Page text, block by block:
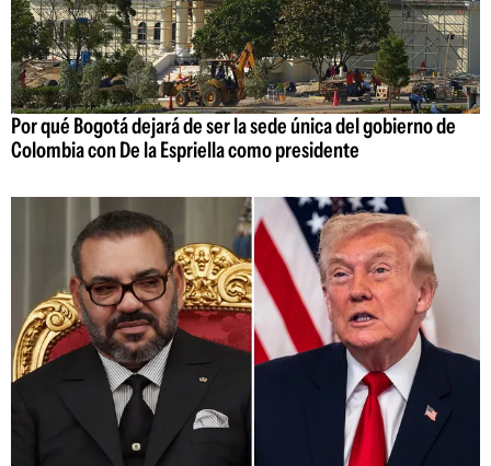
Por qué Bogotá dejará de ser la sede única del gobierno de
Colombia con De la Espriella como presidente